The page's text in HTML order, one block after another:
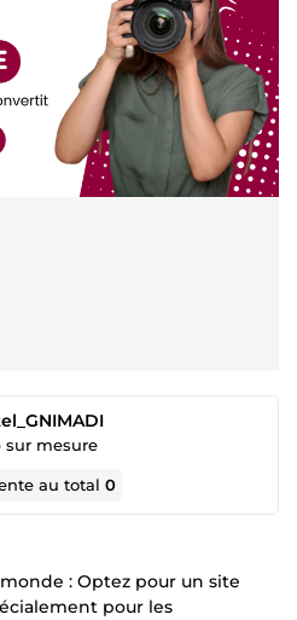
sur mesure
au total0
: Optez pour un site
pour les